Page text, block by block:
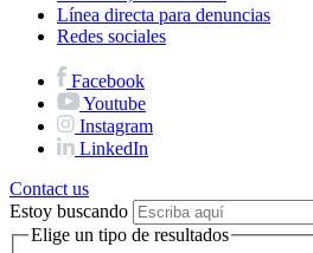
Línea directa para denuncias
Redes sociales
Facebook
Youtube
Instagram
LinkedIn
Contact us
Estoy buscando
Elige un tipo de resultados